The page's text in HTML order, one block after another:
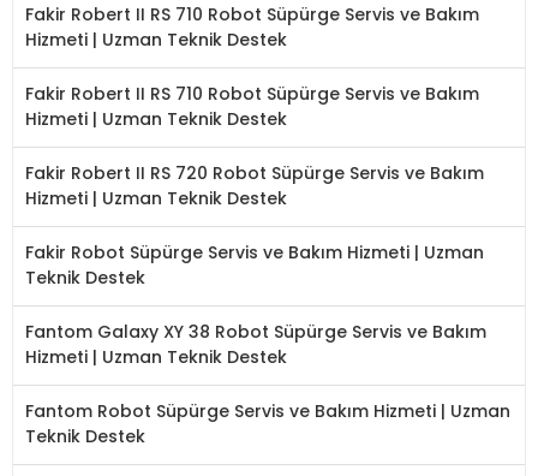
Fakir Robert II RS 710 Robot Süpürge Servis ve Bakım
Hizmeti | Uzman Teknik Destek
Fakir Robert II RS 710 Robot Süpürge Servis ve Bakım
Hizmeti | Uzman Teknik Destek
Fakir Robert II RS 720 Robot Süpürge Servis ve Bakım
Hizmeti | Uzman Teknik Destek
Fakir Robot Süpürge Servis ve Bakım Hizmeti | Uzman
Teknik Destek
Fantom Galaxy XY 38 Robot Süpürge Servis ve Bakım
Hizmeti | Uzman Teknik Destek
Fantom Robot Süpürge Servis ve Bakım Hizmeti | Uzman
Teknik Destek